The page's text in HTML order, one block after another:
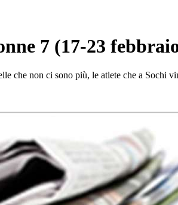
7 (17-23
che non ci sono più, le atlete che a Sochi